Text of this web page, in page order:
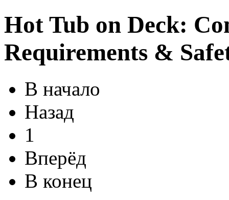
Hot Tub on Deck:
Requirements &
В начало
Назад
1
Вперёд
В конец